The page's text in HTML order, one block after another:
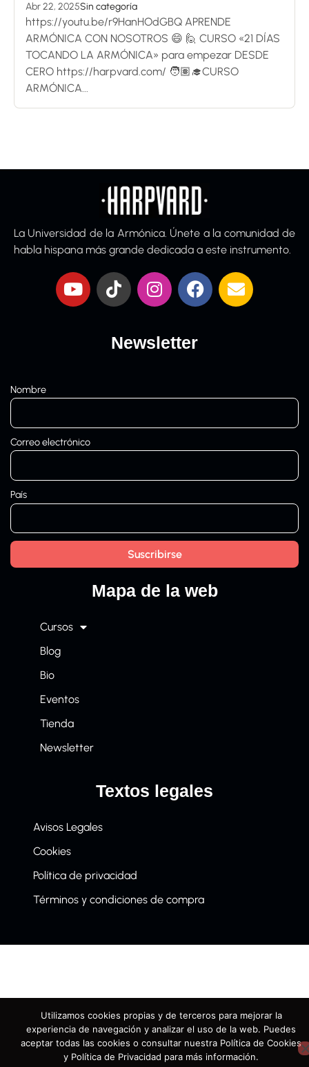
Abr 22, 2025Sin categoría
https://youtu.be/r9HanHOdGBQ APRENDE
ARMÓNICA CON NOSOTROS 😄 🙋 CURSO «21 DÍAS
TOCANDO LA ARMÓNICA» para empezar DESDE
CERO https://harpvard.com/ 🧑🏽‍🎓CURSO
ARMÓNICA...
La Universidad de la Armónica. Únete a la comunidad de
habla hispana más grande dedicada a este instrumento.
Newsletter
Nombre
Correo electrónico
País
Mapa de la web
Cursos
Blog
Bio
Eventos
Tienda
Newsletter
Textos legales
Avisos Legales
Cookies
Política de privacidad
Términos y condiciones de compra
Utilizamos cookies propias y de terceros para mejorar la
experiencia de navegación y analizar el uso de la web. Puedes
aceptar todas las cookies o consultar nuestra Política de Cookies
y Política de Privacidad para más información.